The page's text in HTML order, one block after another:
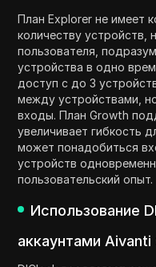
План Explorer не имеет
количеству устройств,
пользователя,
устройства в одно
доступ с до 3
между устройствами,
входы. План Growth
увеличивает гибкость
может понадобиться
устройств
пользовательский опыт.
Использование
аккаунтами Aivanti